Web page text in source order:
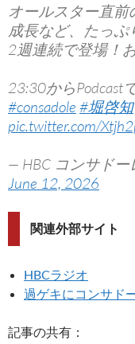
オールスター直
成長など、たっぷ
2週連続で登場！
23:30からPodcast
#consadole #堀啓知
pic.twitter.com/
— HBC コンサドー
June 12, 2026
関連外部サイト
HBCラジオ
過ゲキにコンサド
記事の共有：